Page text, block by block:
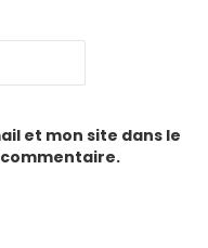
et mon site dans le